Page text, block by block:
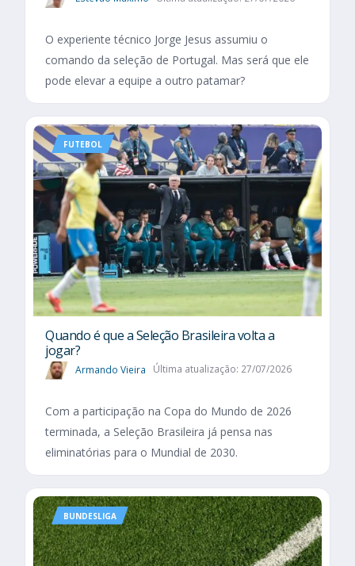
O experiente técnico Jorge Jesus assumiu o
comando da seleção de Portugal. Mas será que ele
pode elevar a equipe a outro patamar?
FUTEBOL
Quando é que a Seleção Brasileira volta a
jogar?
Armando Vieira Última atualização: 27/07/2026
Com a participação na Copa do Mundo de 2026
terminada, a Seleção Brasileira já pensa nas
eliminatórias para o Mundial de 2030.
BUNDESLIGA